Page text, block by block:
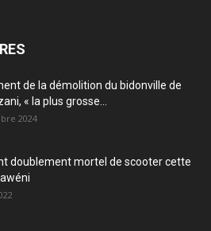
de la démolition du bidonville de
« la plus grosse...
2024
doublement mortel de scooter cette